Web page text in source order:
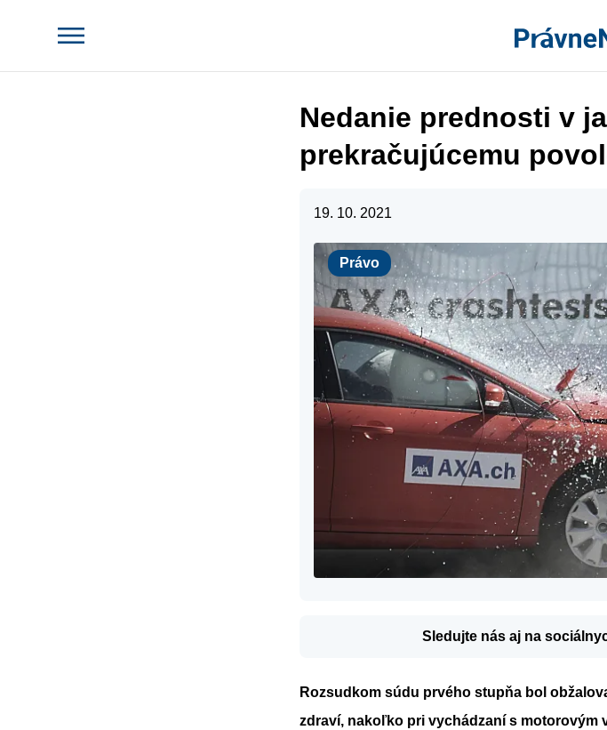
Nedanie prednosti v
prekračujúcemu
19. 10. 2021
Právo
Právo
Sledujte nás aj na
Rozsudkom súdu prvého stupňa bol
zdraví, nakoľko pri vychádzaní s motorovým